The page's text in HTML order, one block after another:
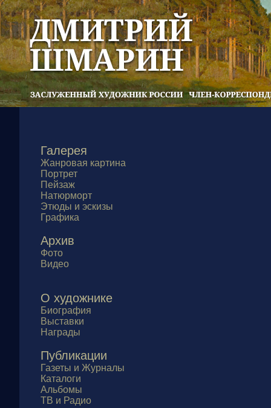
Галерея
Жанровая картина
Портрет
Пейзаж
Натюрморт
Этюды и эскизы
Графика
Архив
Фото
Видео
О художнике
Биография
Выставки
Награды
Публикации
Газеты и Журналы
Каталоги
Альбомы
ТВ и Радио